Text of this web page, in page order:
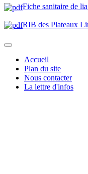
Fiche sanitaire de
RIB des Plateaux
Accueil
Plan du site
Nous contacter
La lettre d'infos